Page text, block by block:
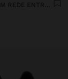
SABRINAS EM REDE ENTRANÇADA